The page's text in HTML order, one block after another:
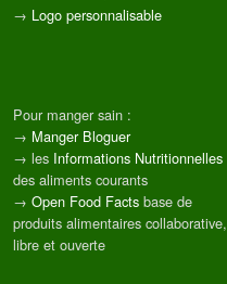
→ Logo personnalisable
Pour manger sain :
→ Manger Bloguer
→ les Informations Nutritionnelles
des aliments courants
→ Open Food Facts base de
produits alimentaires collaborative,
libre et ouverte